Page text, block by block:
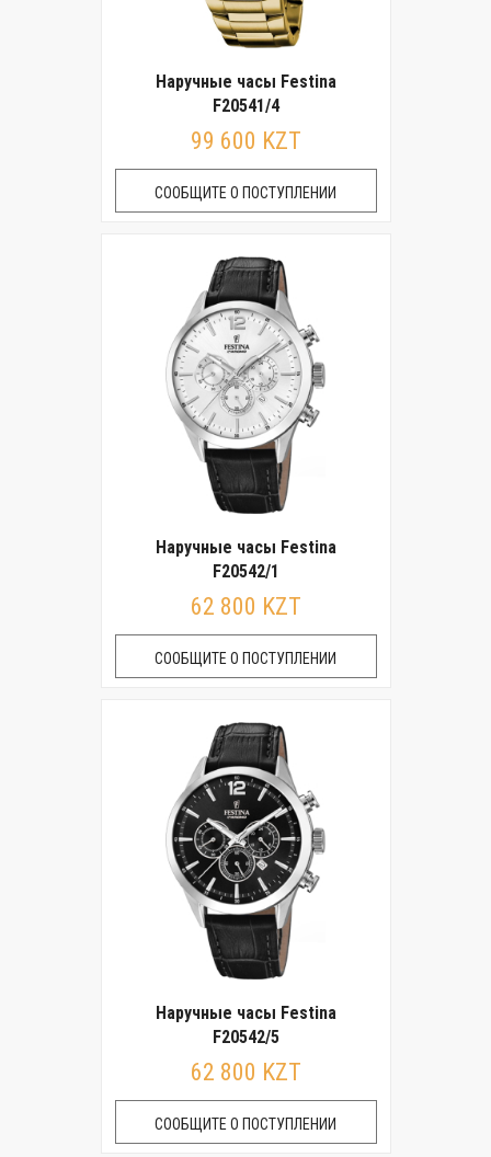
Наручные часы Festina
F20541/4
99 600 KZT
СООБЩИТЕ О ПОСТУПЛЕНИИ
Наручные часы Festina
F20542/1
62 800 KZT
СООБЩИТЕ О ПОСТУПЛЕНИИ
Наручные часы Festina
F20542/5
62 800 KZT
СООБЩИТЕ О ПОСТУПЛЕНИИ